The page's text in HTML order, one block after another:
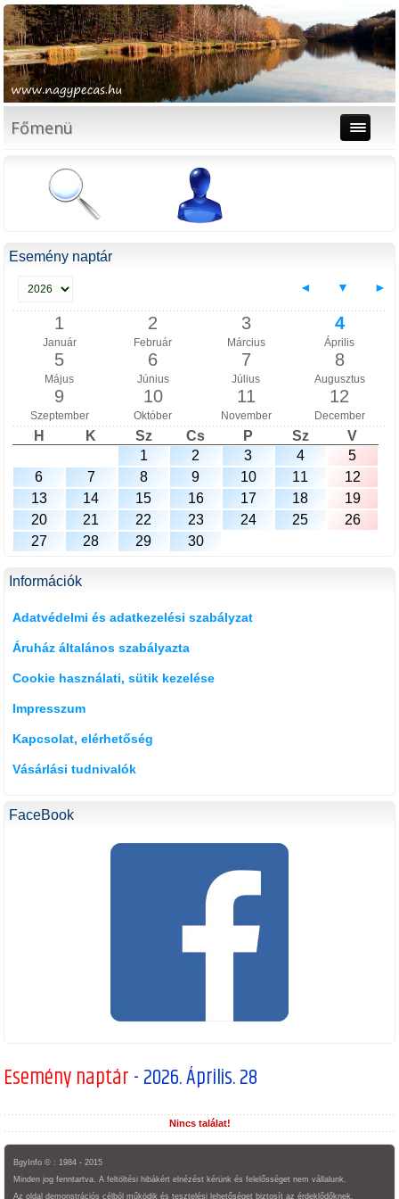
Főmenü
Esemény naptár
◄ ▼ ►
1
Január
2
Február
3
Március
4
Április
5
Május
6
Június
7
Július
8
Augusztus
9
Szeptember
10
Október
11
November
12
December
H K Sz Cs P Sz
V
1
2 3 4
5
6
7 8 9 10 11
12
13
14 15 16 17 18
19
20
21 22 23 24 25
26
27
28 29 30
Információk
Adatvédelmi és adatkezelési szabályzat
Áruház általános szabályazta
Cookie használati, sütik kezelése
Impresszum
Kapcsolat, elérhetőség
Vásárlási tudnivalók
FaceBook
Esemény naptár- 2026. Április. 28
Nincs találat!
BgyInfo © : 1984 - 2015
Minden jog fenntartva. A feltöltési hibákért elnézést kérünk és felelősséget nem vállalunk.
Az oldal demonstrációs célból működik és tesztelési lehetőséget biztosít az érdeklődőknek.